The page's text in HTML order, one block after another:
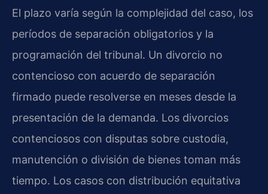
El plazo varía según la complejidad del caso, los
períodos de separación obligatorios y la
programación del tribunal. Un divorcio no
contencioso con acuerdo de separación
firmado puede resolverse en meses desde la
presentación de la demanda. Los divorcios
contenciosos con disputas sobre custodia,
manutención o división de bienes toman más
tiempo. Los casos con distribución equitativa